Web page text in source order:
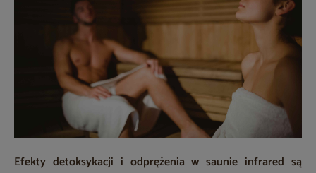
Efekty detoksykacji i odprężenia w saunie infrared są